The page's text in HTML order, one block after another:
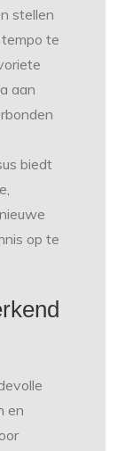
stellen
te
aan
biedt
op te
en